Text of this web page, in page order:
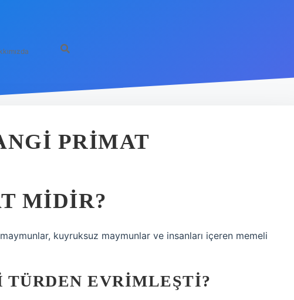
PRIMAT
MIDIR?
kuyruksuz maymunlar ve insanları içeren memeli
TÜRDEN EVRIMLEŞTI?